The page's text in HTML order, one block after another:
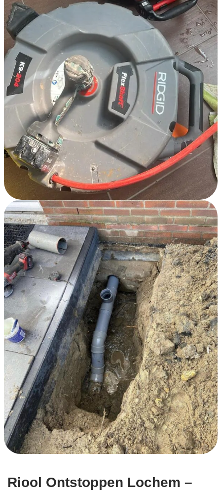
Riool Ontstoppen Lochem –